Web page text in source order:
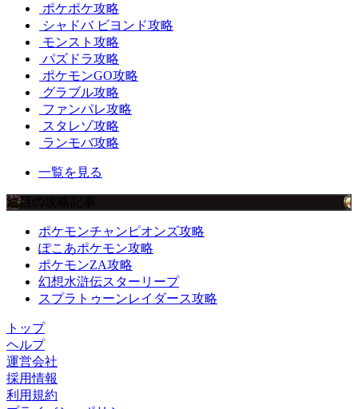
ポケポケ攻略
シャドバ ビヨンド攻略
モンスト攻略
パズドラ攻略
ポケモンGO攻略
グラブル攻略
ファンパレ攻略
スタレゾ攻略
ランモバ攻略
一覧を見る
注目の攻略記事
ポケモンチャンピオンズ攻略
ぽこあポケモン攻略
ポケモンZA攻略
幻想水滸伝スターリープ
スプラトゥーンレイダース攻略
トップ
ヘルプ
運営会社
採用情報
利用規約